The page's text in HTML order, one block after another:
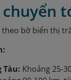
bờ biển thị
Tàu: Khoảng 25-